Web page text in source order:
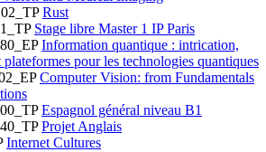
Rust
Stage libre Master 1 IP Paris
Information quantique : intrication,
plateformes pour les technologies quantiques
Computer Vision: from Fundamentals
Espagnol général niveau B1
Projet Anglais
Internet Cultures